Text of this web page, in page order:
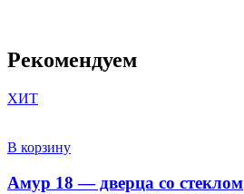
Рекомендуем
ХИТ
В корзину
Амур 18 — дверца со стеклом